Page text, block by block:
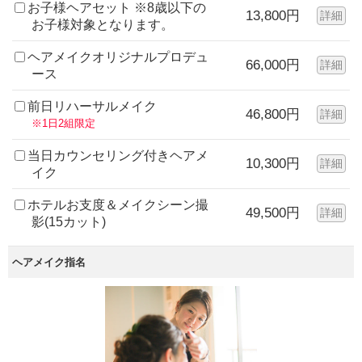
お子様ヘアセット ※8歳以下の
お子様対象となります。
13,800円 詳細
ヘアメイクオリジナルプロデュ
ース
66,000円 詳細
前日リハーサルメイク
※1日2組限定
46,800円 詳細
当日カウンセリング付きヘアメ
イク
10,300円 詳細
ホテルお支度＆メイクシーン撮
影(15カット)
49,500円 詳細
ヘアメイク指名